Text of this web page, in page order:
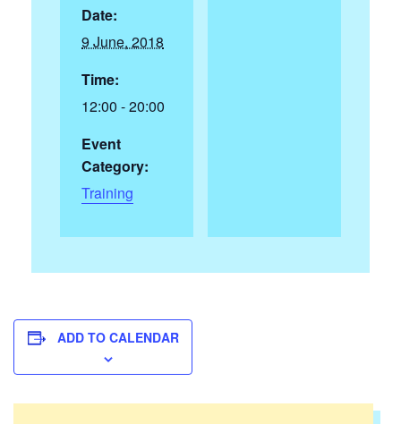
Date:
9 June, 2018
Time:
12:00 - 20:00
Event
Category:
Training
ADD TO CALENDAR